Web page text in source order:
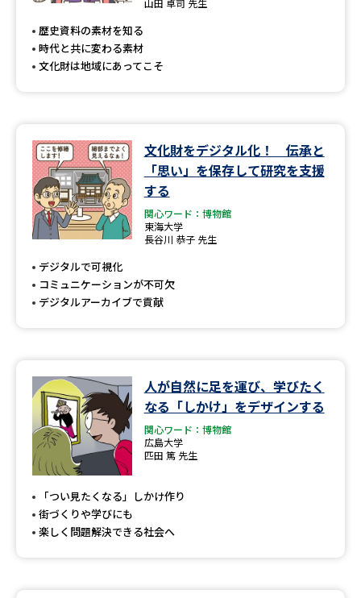
大学研究
大学で学べる内容や特徴を調べる
データサイエンス特集 奨学金・特待生制度特集
デジタルパンフレット
新学年スタート号特集ページ
新学年スタート号特集ページ
SELFBRAND特集ページ
オープンキャンパス検索
来場型・Web型イベント特集 夢ナビライブ
歴史資料の素材を知る
時代と共に変わる素材
文化財は地域にあってこそ
文化財をデジタル化！ 伝承と
「思い」を保存して研究を支援
する
関心ワード：博物館
東海大学
長谷川 恭子 先生
デジタルで可視化
コミュニケーションが不可欠
デジタルアーカイブで貢献
人が自然に足を運び、学びたく
なる「しかけ」をデザインする
関心ワード：博物館
広島大学
匹田 篤 先生
「つい見たくなる」しかけ作り
街づくりや学びにも
楽しく問題解決できる社会へ